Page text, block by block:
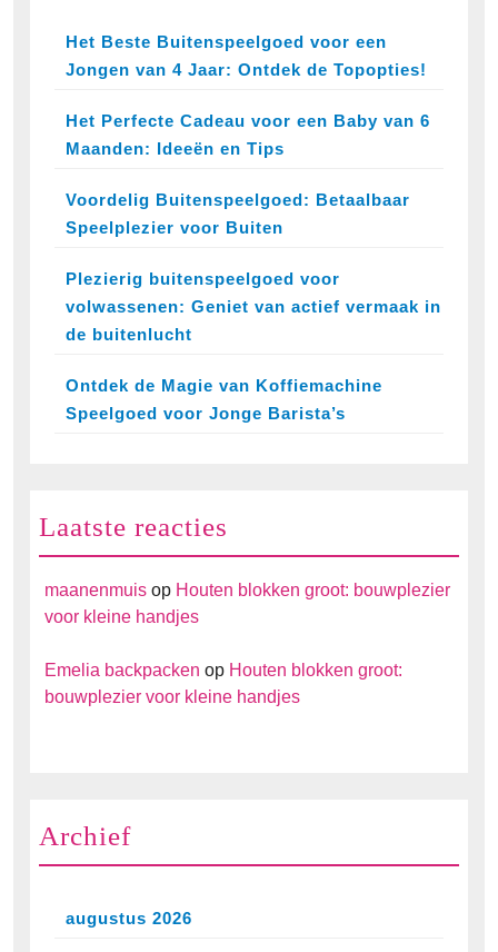
Het Beste Buitenspeelgoed voor een
Jongen van 4 Jaar: Ontdek de Topopties!
Het Perfecte Cadeau voor een Baby van 6
Maanden: Ideeën en Tips
Voordelig Buitenspeelgoed: Betaalbaar
Speelplezier voor Buiten
Plezierig buitenspeelgoed voor
volwassenen: Geniet van actief vermaak in
de buitenlucht
Ontdek de Magie van Koffiemachine
Speelgoed voor Jonge Barista’s
Laatste reacties
maanenmuis op Houten blokken groot: bouwplezier
voor kleine handjes
Emelia backpacken op Houten blokken groot:
bouwplezier voor kleine handjes
Archief
augustus 2026